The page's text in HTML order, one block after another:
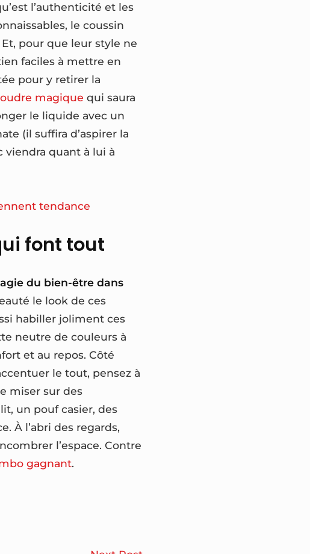
l’authenticité et les
le coussin
Et, pour que leur style ne
faciles à mettre en
pour y retirer la
magique qui saura
le liquide avec un
(il suffira d’aspirer la
viendra quant à lui à
tendance
font tout
du bien-être dans
le look de ces
habiller joliment ces
neutre de couleurs à
et au repos. Côté
le tout, pensez à
miser sur des
un pouf casier, des
À l’abri des regards,
l’espace. Contre
gagnant.